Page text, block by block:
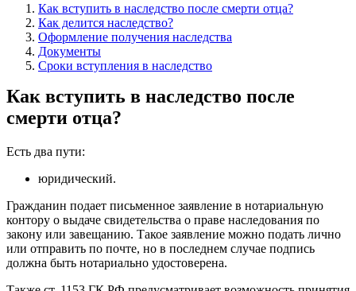
Как вступить в наследство после смерти отца?
Как делится наследство?
Оформление получения наследства
Документы
Сроки вступления в наследство
Как вступить в наследство после
смерти отца?
Есть два пути:
юридический.
Гражданин подает письменное заявление в нотариальную
контору о выдаче свидетельства о праве наследования по
закону или завещанию. Такое заявление можно подать лично
или отправить по почте, но в последнем случае подпись
должна быть нотариально удостоверена.